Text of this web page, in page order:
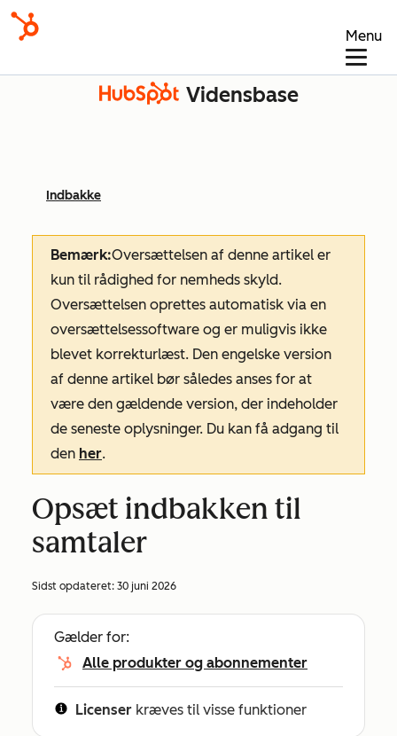
Menu
Vidensbase
Indbakke
Bemærk:Oversættelsen af denne artikel er
kun til rådighed for nemheds skyld.
Oversættelsen oprettes automatisk via en
oversættelsessoftware og er muligvis ikke
blevet korrekturlæst. Den engelske version
af denne artikel bør således anses for at
være den gældende version, der indeholder
de seneste oplysninger. Du kan få adgang til
den her.
Opsæt indbakken til
samtaler
Sidst opdateret: 30 juni 2026
Gælder for:
Alle produkter og abonnementer
Licenser kræves til visse funktioner